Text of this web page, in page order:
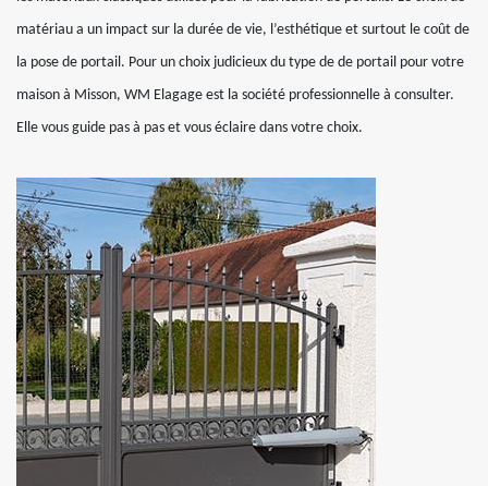
matériau a un impact sur la durée de vie, l’esthétique et surtout le coût de
la pose de portail. Pour un choix judicieux du type de de portail pour votre
maison à Misson, WM Elagage est la société professionnelle à consulter.
Elle vous guide pas à pas et vous éclaire dans votre choix.